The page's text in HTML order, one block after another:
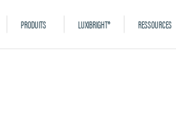
PRODUITS LUXIBRIGHT® RESSOURCES